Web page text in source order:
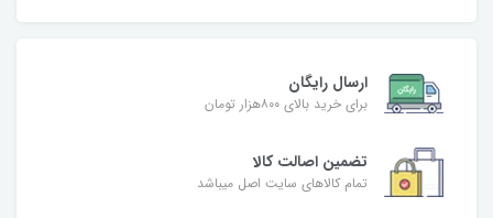
ارسال رایگان
برای خرید بالای ۸۰۰هزار تومان
تضمین اصالت کالا
تمام کالاهای سایت اصل میباشد